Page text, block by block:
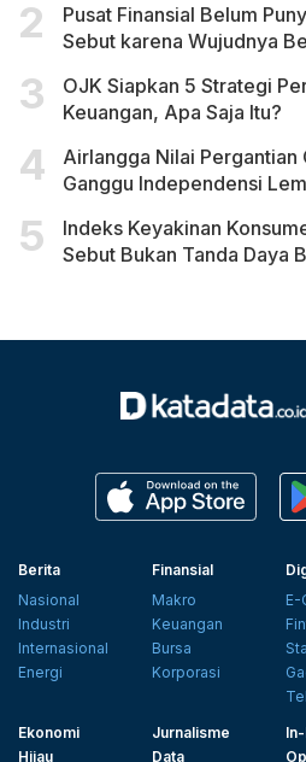
Pusat Finansial Belum
Sebut karena Wujudnya
OJK Siapkan 5 Strategi
Keuangan, Apa Saja Itu?
Airlangga Nilai Pergantian
Ganggu Independensi
Indeks Keyakinan
Sebut Bukan Tanda Daya
Berita
Nasional
Industri
Internasional
Energi
Finansial
Makro
Keuangan
Bursa
Korporasi
E-
Ekonomi
Hijau
Jurnalisme
Data